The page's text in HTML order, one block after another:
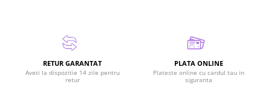
RETUR GARANTAT
Aveti la dispozitie 14 zile pentru
retur
PLATA ONLINE
Plateste online cu cardul tau in
siguranta